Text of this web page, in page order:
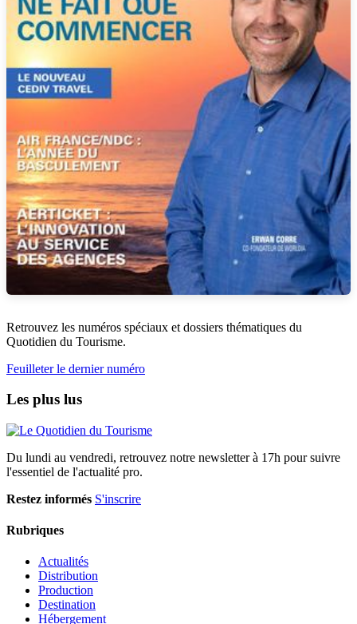
Retrouvez les numéros spéciaux et dossiers thématiques du
Quotidien du Tourisme.
Feuilleter le dernier numéro
Les plus lus
Du lundi au vendredi, retrouvez notre newsletter à 17h pour suivre
l'essentiel de l'actualité pro.
Restez informés S'inscrire
Rubriques
Actualités
Distribution
Production
Destination
Hébergement